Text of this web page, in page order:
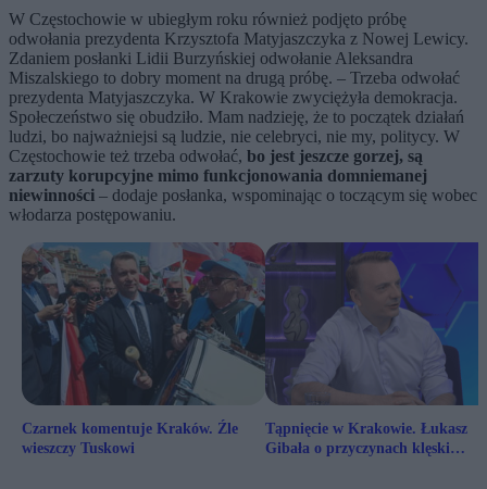
W Częstochowie w ubiegłym roku również podjęto próbę
odwołania prezydenta Krzysztofa Matyjaszczyka z Nowej Lewicy.
Zdaniem posłanki Lidii Burzyńskiej odwołanie Aleksandra
Miszalskiego to dobry moment na drugą próbę. – Trzeba odwołać
prezydenta Matyjaszczyka. W Krakowie zwyciężyła demokracja.
Społeczeństwo się obudziło. Mam nadzieję, że to początek działań
ludzi, bo najważniejsi są ludzie, nie celebryci, nie my, politycy. W
Częstochowie też trzeba odwołać, bo jest jeszcze gorzej, są
zarzuty korupcyjne mimo funkcjonowania domniemanej
niewinności – dodaje posłanka, wspominając o toczącym się wobec
włodarza postępowaniu.
Czarnek komentuje Kraków. Źle
wieszczy Tuskowi
Tąpnięcie w Krakowie. Łukasz
Gibała o przyczynach klęski